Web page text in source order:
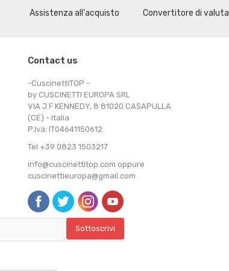
Assistenza all'acquisto Convertitore di valuta
Contact us
-CuscinettiTOP -
by CUSCINETTI EUROPA SRL
VIA J F KENNEDY, 8 81020 CASAPULLA
(CE) - Italia
P.Iva: IT04641150612
Tel +39 0823 1503217
info@cuscinettitop.com oppure
cuscinettieuropa@gmail.com